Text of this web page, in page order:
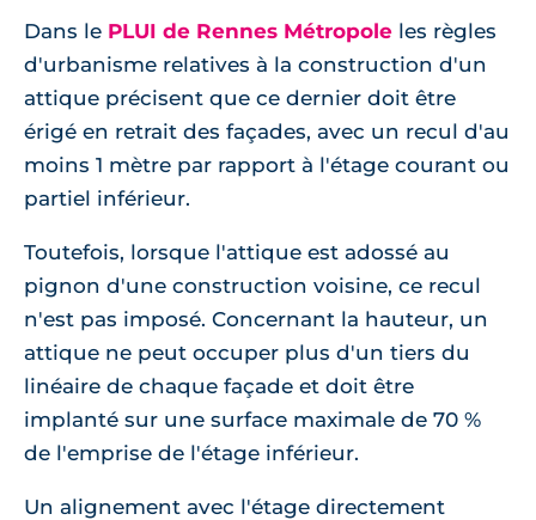
Dans le PLUI de Rennes Métropole les règles
d'urbanisme relatives à la construction d'un
attique précisent que ce dernier doit être
érigé en retrait des façades, avec un recul d'au
moins 1 mètre par rapport à l'étage courant ou
partiel inférieur.
Toutefois, lorsque l'attique est adossé au
pignon d'une construction voisine, ce recul
n'est pas imposé. Concernant la hauteur, un
attique ne peut occuper plus d'un tiers du
linéaire de chaque façade et doit être
implanté sur une surface maximale de 70 %
de l'emprise de l'étage inférieur.
Un alignement avec l'étage directement